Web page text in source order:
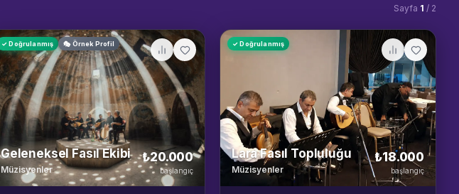
Sayfa 1 / 2
✓ Doğrulanmış 🎭 Örnek Profil
Geleneksel Fasıl Ekibi
Müzisyenler
₺20.000
başlangıç
✓ Doğrulanmış
Lara Fasıl Topluluğu
Müzisyenler
₺18.000
başlangıç